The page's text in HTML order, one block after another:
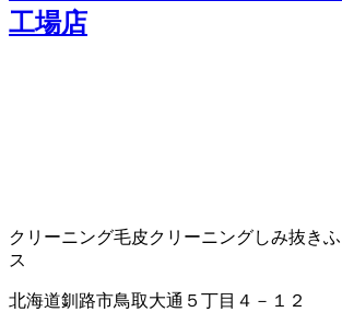
工場店
クリーニング毛皮クリーニングしみ抜き
ス
北海道釧路市鳥取大通５丁目４－１２